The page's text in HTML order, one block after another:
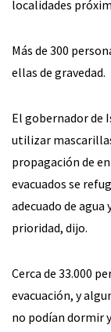
localidades
Más de 300
ellas de gravedad.
El gobernador de
utilizar
propagación de
evacuados se
adecuado de agua
prioridad, dijo.
Cerca de 33.000
evacuación, y
no podían dormir